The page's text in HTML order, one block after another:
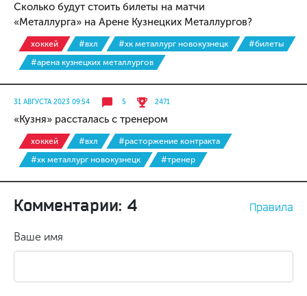
Сколько будут стоить билеты на матчи
«Металлурга» на Арене Кузнецких Металлургов?
хоккей #вхл #хк металлург новокузнецк
#билеты
#арена кузнецких металлургов
31 АВГУСТА 2023 09:54 5 2471
«Кузня» рассталась с тренером
хоккей #вхл
#расторжение контракта
#хк металлург новокузнецк
#тренер
Комментарии: 4 Правила
Ваше имя